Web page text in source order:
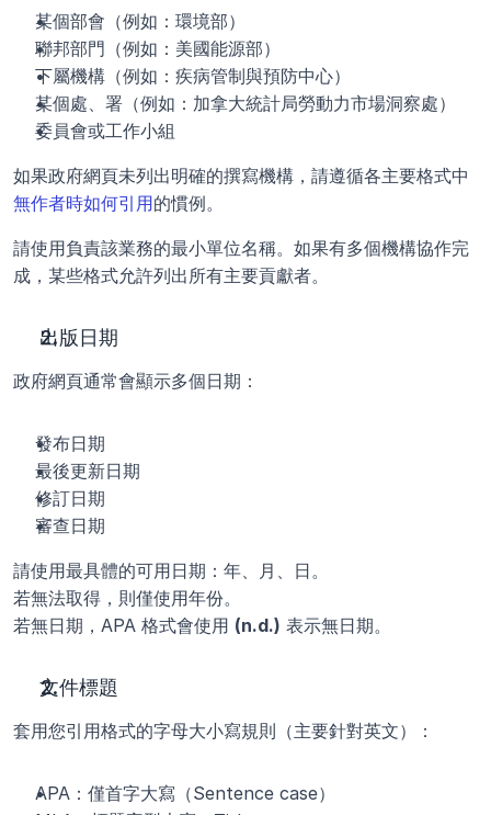
某個部會（例如：環境部）
聯邦部門（例如：美國能源部）
下屬機構（例如：疾病管制與預防中心）
某個處、署（例如：加拿大統計局勞動力市場洞察處）
委員會或工作小組
如果政府網頁未列出明確的撰寫機構，請遵循各主要格式中
無作者時如何引用的慣例。
請使用負責該業務的最小單位名稱。如果有多個機構協作完
成，某些格式允許列出所有主要貢獻者。
出版日期
政府網頁通常會顯示多個日期：
發布日期
最後更新日期
修訂日期
審查日期
請使用最具體的可用日期：年、月、日。
若無法取得，則僅使用年份。
若無日期，APA 格式會使用 (n.d.) 表示無日期。
文件標題
套用您引用格式的字母大小寫規則（主要針對英文）：
APA：僅首字大寫（Sentence case）